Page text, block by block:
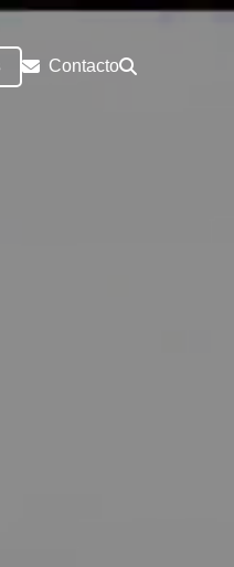
Contacto